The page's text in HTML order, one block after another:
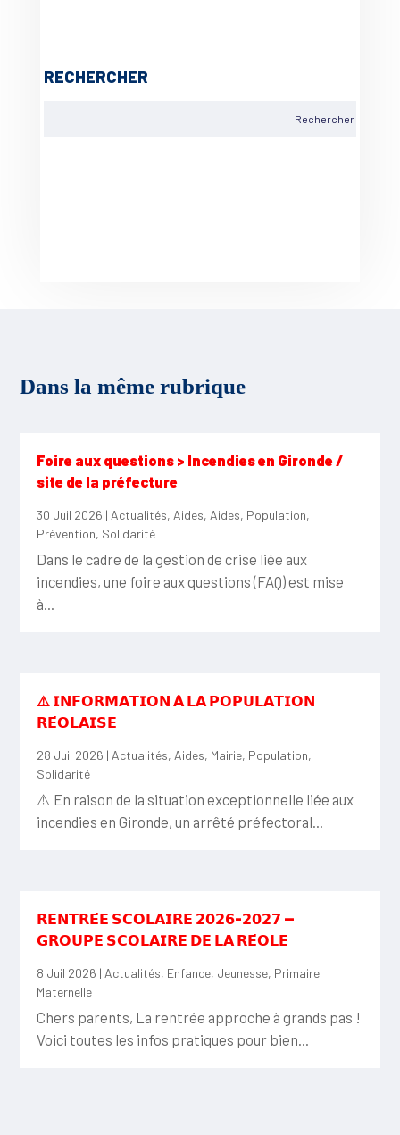
RECHERCHER
Dans la même rubrique
Foire aux questions > Incendies en Gironde /
site de la préfecture
30 Juil 2026 | Actualités, Aides, Aides, Population,
Prévention, Solidarité
Dans le cadre de la gestion de crise liée aux
incendies, une foire aux questions (FAQ) est mise
à...
⚠️ 𝗜𝗡𝗙𝗢𝗥𝗠𝗔𝗧𝗜𝗢𝗡 𝗔̀ 𝗟𝗔 𝗣𝗢𝗣𝗨𝗟𝗔𝗧𝗜𝗢𝗡
𝗥𝗘́𝗢𝗟𝗔𝗜𝗦𝗘
28 Juil 2026 | Actualités, Aides, Mairie, Population,
Solidarité
⚠️ En raison de la situation exceptionnelle liée aux
incendies en Gironde, un arrêté préfectoral...
𝗥𝗘𝗡𝗧𝗥𝗘́𝗘 𝗦𝗖𝗢𝗟𝗔𝗜𝗥𝗘 𝟮𝟬𝟮𝟲-𝟮𝟬𝟮𝟳 —
𝗚𝗥𝗢𝗨𝗣𝗘 𝗦𝗖𝗢𝗟𝗔𝗜𝗥𝗘 𝗗𝗘 𝗟𝗔 𝗥𝗘́𝗢𝗟𝗘
8 Juil 2026 | Actualités, Enfance, Jeunesse, Primaire
Maternelle
Chers parents, La rentrée approche à grands pas !
Voici toutes les infos pratiques pour bien...